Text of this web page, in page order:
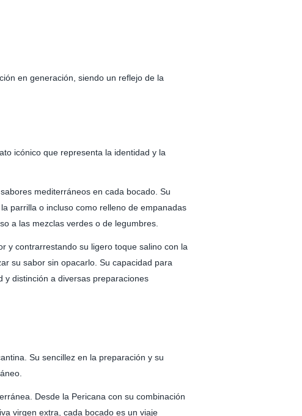
en generación, siendo un reflejo de la
icónico que representa la identidad y la
mediterráneos en cada bocado. Su
parrilla o incluso como relleno de empanadas
a las mezclas verdes o de legumbres.
y contrarrestando su ligero toque salino con la
su sabor sin opacarlo. Su capacidad para
y distinción a diversas preparaciones
Su sencillez en la preparación y su
Desde la Pericana con su combinación
virgen extra, cada bocado es un viaje